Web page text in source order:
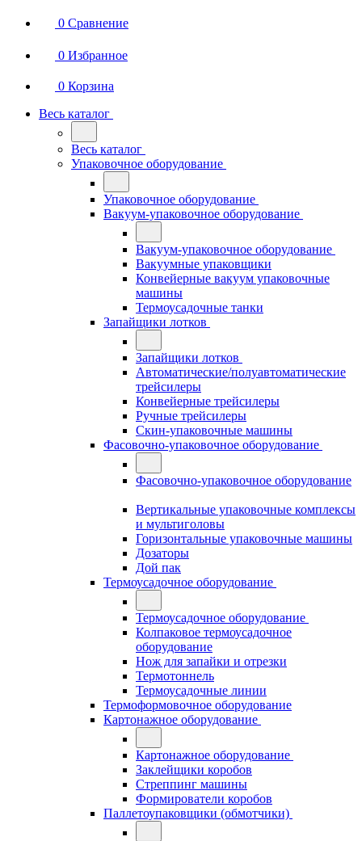
0 Сравнение
0 Избранное
0 Корзина
Весь каталог
Весь каталог
Упаковочное оборудование
Упаковочное оборудование
Вакуум-упаковочное оборудование
Вакуум-упаковочное оборудование
Вакуумные упаковщики
Конвейерные вакуум упаковочные
машины
Термоусадочные танки
Запайщики лотков
Запайщики лотков
Автоматические/полуавтоматические
трейсилеры
Конвейерные трейсилеры
Ручные трейсилеры
Скин-упаковочные машины
Фасовочно-упаковочное оборудование
Фасовочно-упаковочное оборудование
Вертикальные упаковочные комплексы
и мультиголовы
Горизонтальные упаковочные машины
Дозаторы
Дой пак
Термоусадочное оборудование
Термоусадочное оборудование
Колпаковое термоусадочное
оборудование
Нож для запайки и отрезки
Термотоннель
Термоусадочные линии
Термоформовочное оборудование
Картонажное оборудование
Картонажное оборудование
Заклейщики коробов
Стреппинг машины
Формирователи коробов
Паллетоупаковщики (обмотчики)